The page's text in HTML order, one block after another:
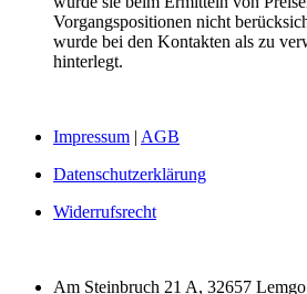
Vorgangspositionen nicht
wurde bei den Kontakten als zu
hinterlegt.
Impressum | AGB
Datenschutzerklärung
Widerrufsrecht
Am Steinbruch 21 A, 32657